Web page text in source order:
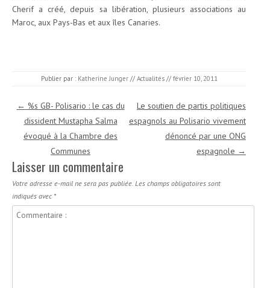
Cherif a créé, depuis sa libération, plusieurs associations au
Maroc, aux Pays-Bas et aux îles Canaries.
Publier par : Katherine Junger // Actualités // février 10, 2011
Navigation des articles
← %s GB- Polisario : le cas du
dissident Mustapha Salma
évoqué à la Chambre des
Communes
Le soutien de partis politiques
espagnols au Polisario vivement
dénoncé par une ONG
espagnole →
Laisser un commentaire
Votre adresse e-mail ne sera pas publiée. Les champs obligatoires sont
indiqués avec *